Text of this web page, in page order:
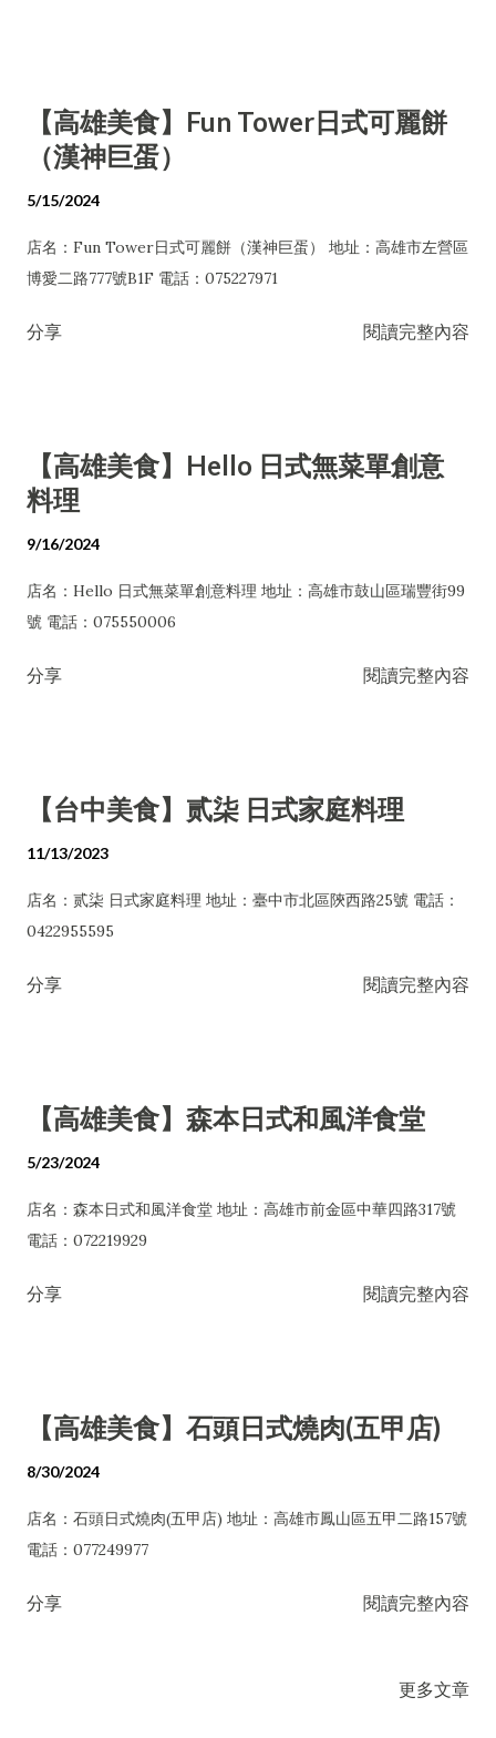
【高雄美食】Fun Tower日式可麗餅
（漢神巨蛋）
5/15/2024
店名：Fun Tower日式可麗餅（漢神巨蛋） 地址：高雄市左營區
博愛二路777號B1F 電話：075227971
分享 閱讀完整內容
【高雄美食】Hello 日式無菜單創意
料理
9/16/2024
店名：Hello 日式無菜單創意料理 地址：高雄市鼓山區瑞豐街99
號 電話：075550006
分享 閱讀完整內容
【台中美食】贰柒 日式家庭料理
11/13/2023
店名：贰柒 日式家庭料理 地址：臺中市北區陝西路25號 電話：
0422955595
分享 閱讀完整內容
【高雄美食】森本日式和風洋食堂
5/23/2024
店名：森本日式和風洋食堂 地址：高雄市前金區中華四路317號
電話：072219929
分享 閱讀完整內容
【高雄美食】石頭日式燒肉(五甲店)
8/30/2024
店名：石頭日式燒肉(五甲店) 地址：高雄市鳳山區五甲二路157號
電話：077249977
分享 閱讀完整內容
更多文章